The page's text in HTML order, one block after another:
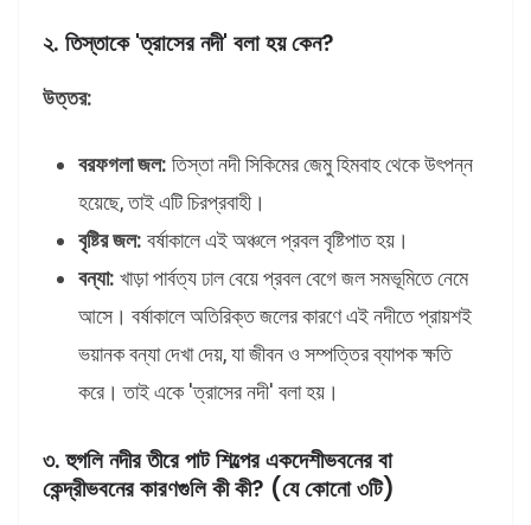
২. তিস্তাকে 'ত্রাসের নদী' বলা হয় কেন?
উত্তর:
বরফগলা জল: তিস্তা নদী সিকিমের জেমু হিমবাহ থেকে উৎপন্ন
হয়েছে, তাই এটি চিরপ্রবাহী।
বৃষ্টির জল: বর্ষাকালে এই অঞ্চলে প্রবল বৃষ্টিপাত হয়।
বন্যা: খাড়া পার্বত্য ঢাল বেয়ে প্রবল বেগে জল সমভূমিতে নেমে
আসে। বর্ষাকালে অতিরিক্ত জলের কারণে এই নদীতে প্রায়শই
ভয়ানক বন্যা দেখা দেয়, যা জীবন ও সম্পত্তির ব্যাপক ক্ষতি
করে। তাই একে 'ত্রাসের নদী' বলা হয়।
৩. হুগলি নদীর তীরে পাট শিল্পের একদেশীভবনের বা
কেন্দ্রীভবনের কারণগুলি কী কী? (যে কোনো ৩টি)